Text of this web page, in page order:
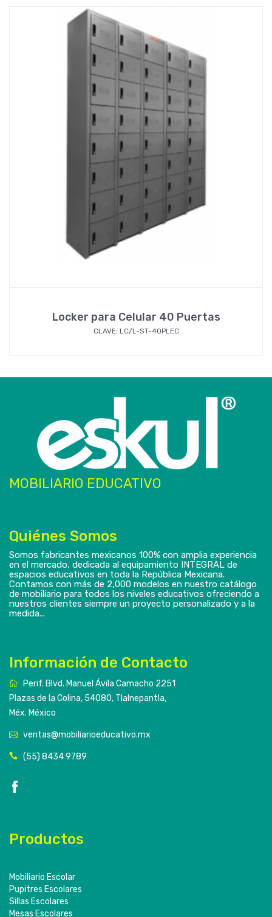
Locker para Celular 40 Puertas
CLAVE: LC/L-ST-40PLEC
MOBILIARIO EDUCATIVO
Quiénes Somos
Somos fabricantes mexicanos 100% con amplia experiencia
en el mercado, dedicada al equipamiento INTEGRAL de
espacios educativos en toda la República Mexicana.
Contamos con más de 2,000 modelos en nuestro catálogo
de mobiliario para todos los niveles educativos ofreciendo a
nuestros clientes siempre un proyecto personalizado y a la
medida...
Información de Contacto
Perif. Blvd. Manuel Ávila Camacho 2251
Plazas de la Colina, 54080, Tlalnepantla,
Méx. México
ventas@mobiliarioeducativo.mx
(55) 8434 9789
Productos
Mobiliario Escolar
Pupitres Escolares
Sillas Escolares
Mesas Escolares